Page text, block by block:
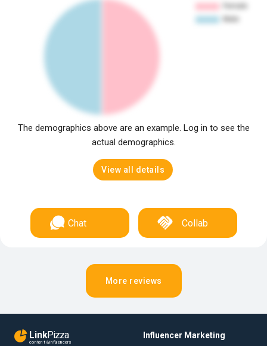
The demographics above are an example. Log in to see the
actual demographics.
View all details
Chat Collab
More reviews
LinkPizza
content & influencers
Influencer Marketing